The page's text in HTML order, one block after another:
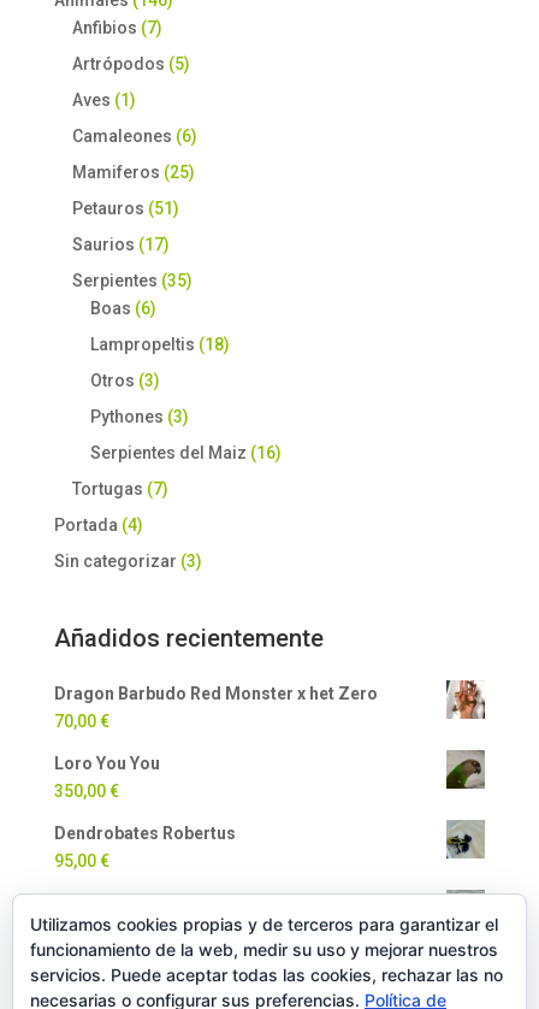
Anfibios (7)
Artrópodos (5)
Aves (1)
Camaleones (6)
Mamiferos (25)
Petauros (51)
Saurios (17)
Serpientes (35)
Boas (6)
Lampropeltis (18)
Otros (3)
Pythones (3)
Serpientes del Maiz (16)
Tortugas (7)
Portada (4)
Sin categorizar (3)
Añadidos recientemente
Dragon Barbudo Red Monster x het Zero
70,00€
Loro You You
350,00€
Dendrobates Robertus
95,00€
90,00€
Milpiés Gigante
35,00€
Utilizamos cookies propias y de terceros para garantizar el
funcionamiento de la web, medir su uso y mejorar nuestros
servicios. Puede aceptar todas las cookies, rechazar las no
necesarias o configurar sus preferencias. Política de